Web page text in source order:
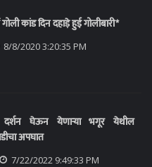
कांड दिन दहाड़े हुई गोलीबारी*
8/8/2020 3:20:35 PM
दर्शन घेऊन येणाऱ्या भगूर येथील
अपघात
7/22/2022 9:49:33 PM